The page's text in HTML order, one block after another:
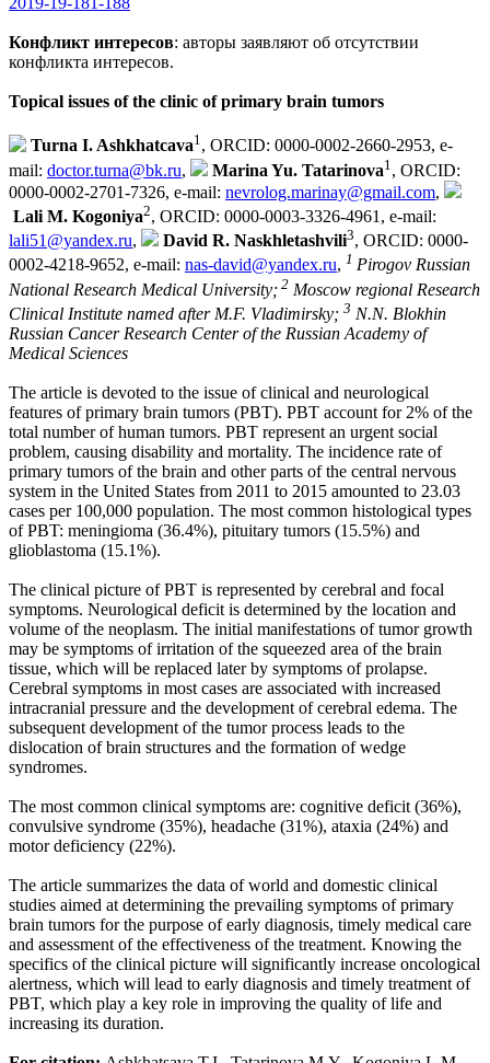
Конфликт интересов: авторы заявляют об отсутствии
конфликта интересов.
Topical issues of the clinic of primary brain tumors
Turna I. Ashkhatсava1, ORCID: 0000-0002-2660-2953, e-
mail: doctor.turna@bk.ru, Marina Yu. Tatarinova1 , ORCID:
0000-0002-2701-7326, e-mail: nevrolog.marinay@gmail.com,
Lali M. Kogoniya2, ORCID: 0000-0003-3326-4961, e-mail:
lali51@yandex.ru, David R. Naskhletashvili3, ORCID: 0000-
0002-4218-9652, e-mail: nas-david@yandex.ru, 1 Pirogov Russian
National Research Medical University; 2 Moscow regional Research
Clinical Institute named after M.F. Vladimirsky; 3 N.N. Blokhin
Russian Cancer Research Center of the Russian Academy of
Medical Sciences
The article is devoted to the issue of clinical and neurological
features of primary brain tumors (PBT). PBT account for 2% of the
total number of human tumors. PBT represent an urgent social
problem, causing disability and mortality. The incidence rate of
primary tumors of the brain and other parts of the central nervous
system in the United States from 2011 to 2015 amounted to 23.03
cases per 100,000 population. The most common histological types
of PBT: meningioma (36.4%), pituitary tumors (15.5%) and
glioblastoma (15.1%).
The clinical picture of PBT is represented by cerebral and focal
symptoms. Neurological deficit is determined by the location and
volume of the neoplasm. The initial manifestations of tumor growth
may be symptoms of irritation of the squeezed area of the brain
tissue, which will be replaced later by symptoms of prolapse.
Cerebral symptoms in most cases are associated with increased
intracranial pressure and the development of cerebral edema. The
subsequent development of the tumor process leads to the
dislocation of brain structures and the formation of wedge
syndromes.
The most common clinical symptoms are: cognitive deficit (36%),
convulsive syndrome (35%), headache (31%), ataxia (24%) and
motor deficiency (22%).
The article summarizes the data of world and domestic clinical
studies aimed at determining the prevailing symptoms of primary
brain tumors for the purpose of early diagnosis, timely medical care
and assessment of the effectiveness of the treatment. Knowing the
specifics of the clinical picture will significantly increase oncological
alertness, which will lead to early diagnosis and timely treatment of
PBT, which play a key role in improving the quality of life and
increasing its duration.